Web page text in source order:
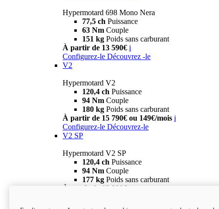
Hypermotard 698 Mono Nera
77,5 ch Puissance
63 Nm Couple
151 kg Poids sans carburant
À partir de 13 590€ i
Configurez-le Découvrez -le
V2
Hypermotard V2
120,4 ch Puissance
94 Nm Couple
180 kg Poids sans carburant
À partir de 15 790€ ou 149€/mois i
Configurez-le Découvrez-le
V2 SP
Hypermotard V2 SP
120,4 ch Puissance
94 Nm Couple
177 kg Poids sans carburant
À partir de 19 990€ i
new
V2 SP 100